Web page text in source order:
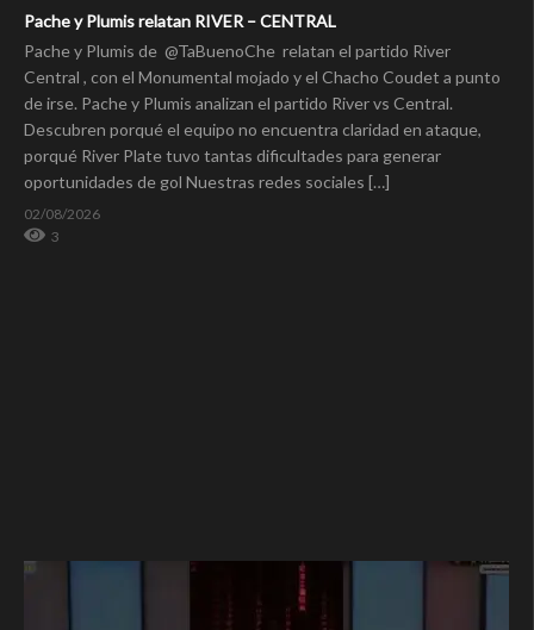
Pache y Plumis relatan RIVER – CENTRAL
Pache y Plumis de ⁨@TaBuenoChe⁩ relatan el partido River
Central , con el Monumental mojado y el Chacho Coudet a punto
de irse. Pache y Plumis analizan el partido River vs Central.
Descubren porqué el equipo no encuentra claridad en ataque,
porqué River Plate tuvo tantas dificultades para generar
oportunidades de gol Nuestras redes sociales […]
02/08/2026
3